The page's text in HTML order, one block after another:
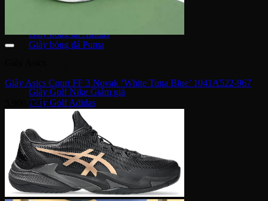
Giày bóng đá Adidas
Giày bóng đá Puma
Giày Golf Nike
Giày Golf Adidas
Giày Training
Giày Tranining Nike
Giày Tranining Adidas
Giày Leo Núi
Giày Asics Court FF 3 Novak ‘White Tuna Blue’ 1041A522-967
5,900,000₫